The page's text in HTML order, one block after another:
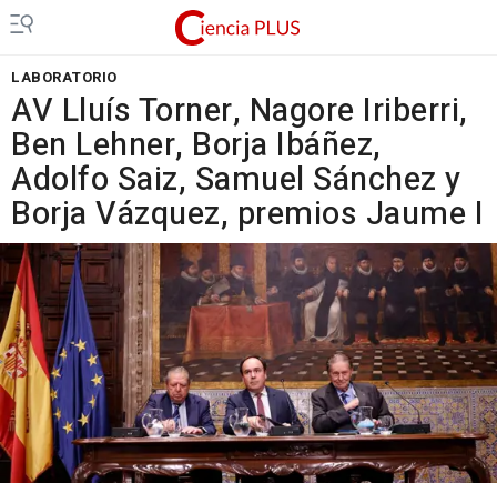
LABORATORIO
AV Lluís Torner, Nagore Iriberri,
Ben Lehner, Borja Ibáñez,
Adolfo Saiz, Samuel Sánchez y
Borja Vázquez, premios Jaume I